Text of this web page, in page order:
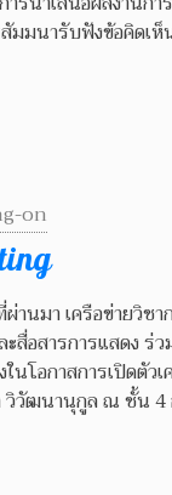
มมนารับฟังข้อคิดเ
on
านมา เครือข่ายวิช
สื่อสารการแสดง
นโอกาสการเปิดตัว
วัฒนานุกูล ณ ชั้น 4